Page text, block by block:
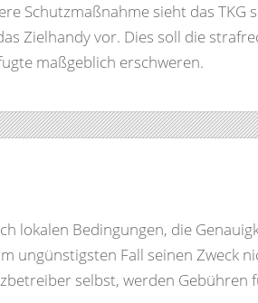
Schutzmaßnahme sieht das TKG
Zielhandy vor. Dies soll die
maßgeblich erschweren.
lokalen Bedingungen, die
ungünstigsten Fall seinen Zweck
selbst, werden Gebühren